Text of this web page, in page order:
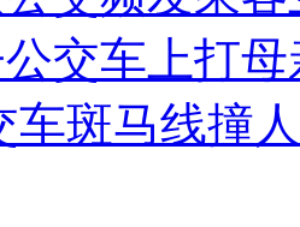
回应 交车上打
车斑马线撞